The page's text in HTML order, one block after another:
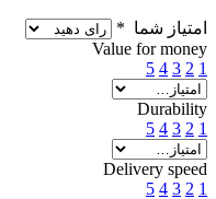
امتیاز شما *
Value for money
1
2
3
4
5
Durability
1
2
3
4
5
Delivery speed
1
2
3
4
5